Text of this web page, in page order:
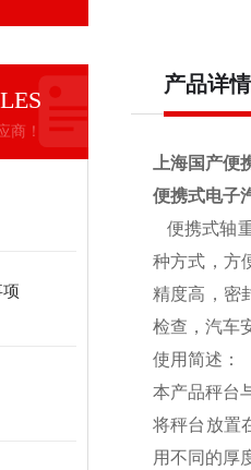
商！
产品详情
上海国产
便携式电子
便携式轴
种方式，方
精度高，密
检查，汽车
使用简述：
本产品秤台
将秤台放置
用不同的厚